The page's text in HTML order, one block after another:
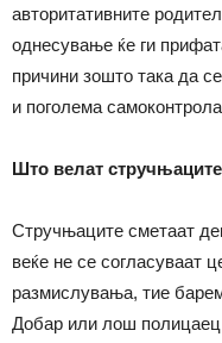
авторитативните
однесување ќе ги
причини зошто така да
и поголема
Што велат
Стручњаците сметаат
веќе не се согласуваат
размислувања, тие
Добар или лош